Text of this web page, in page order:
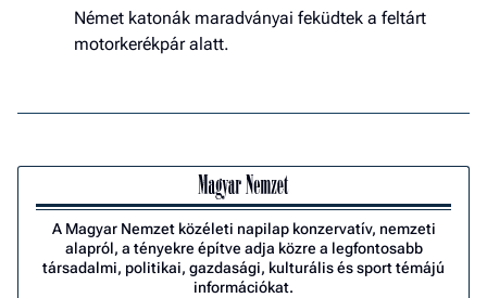
Német katonák maradványai feküdtek a feltárt
motorkerékpár alatt.
A Magyar Nemzet közéleti napilap konzervatív, nemzeti
alapról, a tényekre építve adja közre a legfontosabb
társadalmi, politikai, gazdasági, kulturális és sport témájú
információkat.